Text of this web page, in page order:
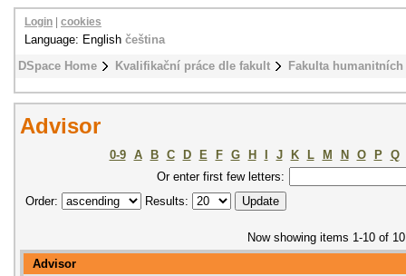
DSpace Home Kvalifikační práce dle fakult Fakulta
Login cookies
Language: English čeština
Advisor
0-9 A B C D E F G H J K L M N O P
Q
Or enter first few letters:
Order:
Results:
Now showing items 1-10 of 10
Advisor